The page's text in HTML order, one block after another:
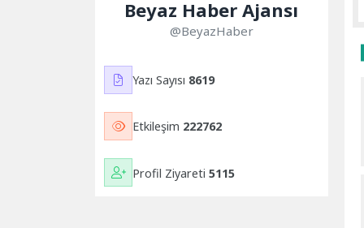
Beyaz Haber Ajansı
@BeyazHaber
Yazı Sayısı 8619
Etkileşim 222762
Profil Ziyareti 5115